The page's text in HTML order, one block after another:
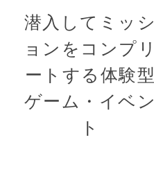
潜入してミッシ
ョンをコンプリ
ートする体験型
ゲーム・イベン
ト